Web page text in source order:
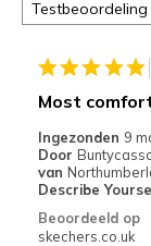
Most
Ingezonden 9
Door
van
Describe
Beoordeeld op
skechers.co.uk